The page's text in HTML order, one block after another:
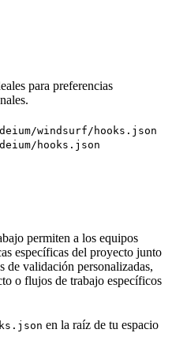
para preferencias
windsurf/hooks.json
hooks.json
permiten a los equipos
específicas del proyecto junto
de validación personalizadas,
o flujos de trabajo específicos
en la raíz de tu espacio